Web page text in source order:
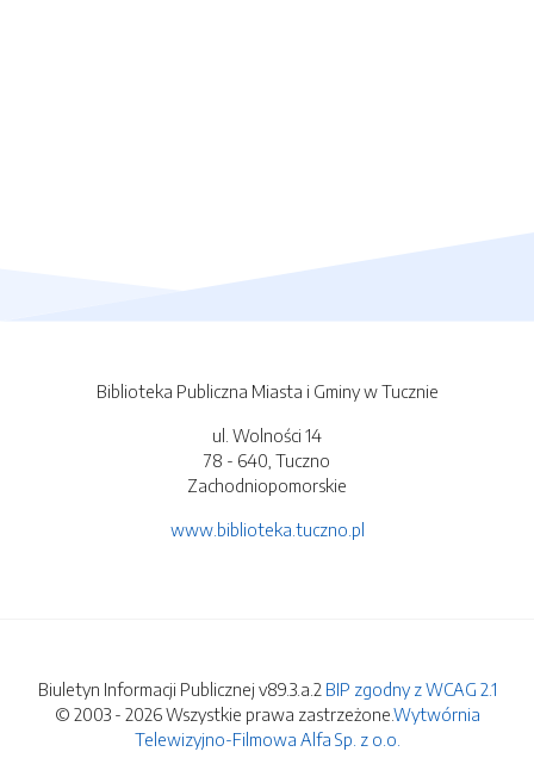
Biblioteka Publiczna Miasta i Gminy w Tucznie
ul. Wolności 14
78 - 640, Tuczno
Zachodniopomorskie
www.biblioteka.tuczno.pl
Biuletyn Informacji Publicznej v89.3.a.2 BIP zgodny z WCAG 2.1
© 2003 - 2026 Wszystkie prawa zastrzeżone.Wytwórnia
Telewizyjno-Filmowa Alfa Sp. z o.o.